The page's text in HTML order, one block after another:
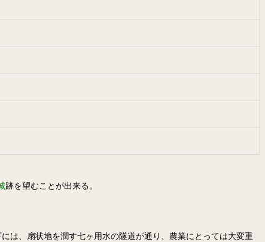
跡を望むことが出来る。
は、扇状地を潤す七ヶ用水の隧道が通り、農業にとっては大変重